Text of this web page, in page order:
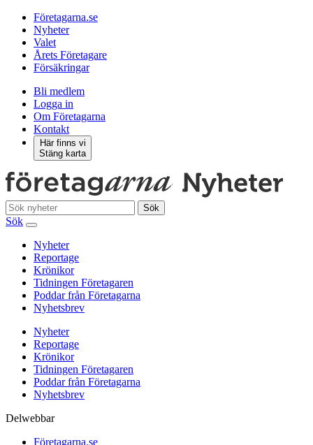
Företagarna.se
Nyheter
Valet
Årets Företagare
Försäkringar
Bli medlem
Logga in
Om Företagarna
Kontakt
Här finns vi
Stäng karta
Sök
Sök
Nyheter
Reportage
Krönikor
Tidningen Företagaren
Poddar från Företagarna
Nyhetsbrev
Nyheter
Reportage
Krönikor
Tidningen Företagaren
Poddar från Företagarna
Nyhetsbrev
Delwebbar
Företagarna.se